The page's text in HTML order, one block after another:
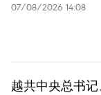
07/08/2026 14:08
越共中央总书